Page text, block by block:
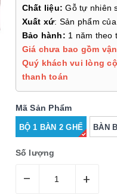
Chất liệu: Gỗ tự nhiên
Xuất xứ: Sản phẩm của
Bảo hành: 1 năm theo
Giá chưa bao gồm
Quý khách vui lòng
thanh toán
Mã Sản Phẩm
BỘ 1 BÀN 2 GHẾ BÀN
Số lượng
– +